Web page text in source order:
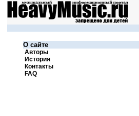
О сайте
Авторы
История
Контакты
FAQ